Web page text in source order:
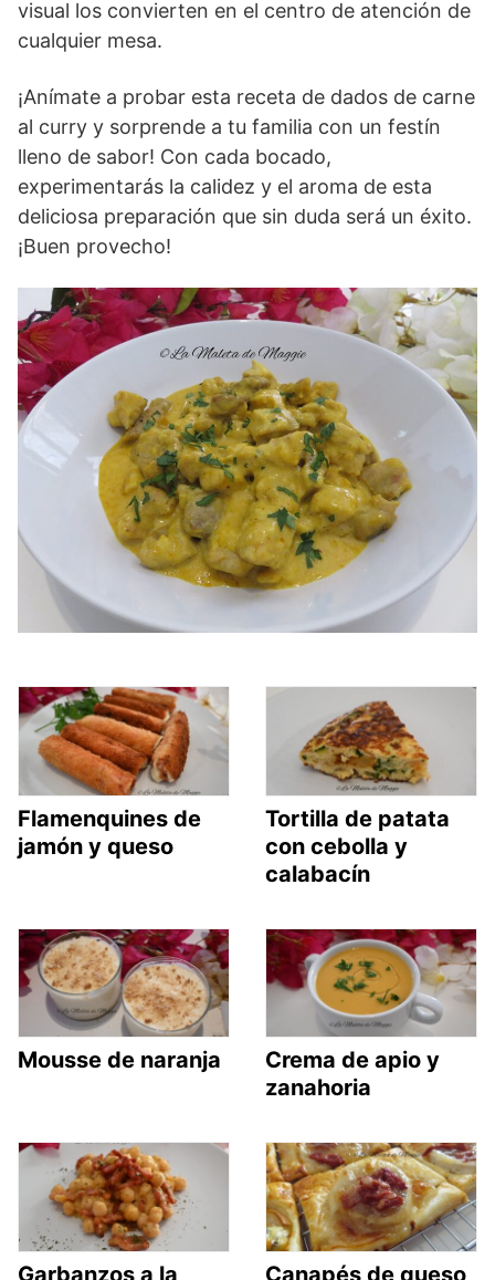
visual los convierten en el centro de atención de
cualquier mesa.
¡Anímate a probar esta receta de dados de carne
al curry y sorprende a tu familia con un festín
lleno de sabor! Con cada bocado,
experimentarás la calidez y el aroma de esta
deliciosa preparación que sin duda será un éxito.
¡Buen provecho!
Flamenquines de
jamón y queso
Tortilla de patata
con cebolla y
calabacín
Mousse de naranja
Crema de apio y
zanahoria
Garbanzos a la Canapés de queso,